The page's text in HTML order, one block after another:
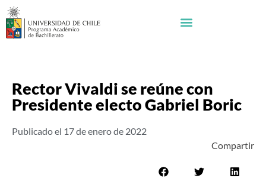
Rector Vivaldi se reúne con
Presidente electo Gabriel Boric
Publicado el 17 de enero de 2022
Compartir